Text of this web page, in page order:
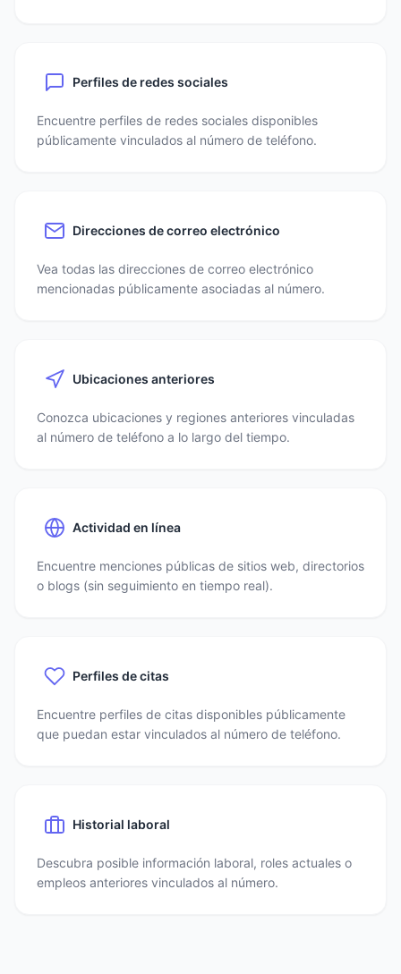
Perfiles de redes sociales
Encuentre perfiles de redes sociales disponibles
públicamente vinculados al número de teléfono.
Direcciones de correo electrónico
Vea todas las direcciones de correo electrónico
mencionadas públicamente asociadas al número.
Ubicaciones anteriores
Conozca ubicaciones y regiones anteriores vinculadas
al número de teléfono a lo largo del tiempo.
Actividad en línea
Encuentre menciones públicas de sitios web, directorios
o blogs (sin seguimiento en tiempo real).
Perfiles de citas
Encuentre perfiles de citas disponibles públicamente
que puedan estar vinculados al número de teléfono.
Historial laboral
Descubra posible información laboral, roles actuales o
empleos anteriores vinculados al número.